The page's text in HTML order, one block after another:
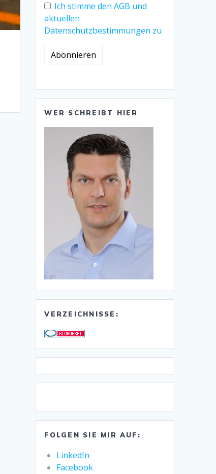
Ich stimme den AGB und
aktuellen
Datenschutzbestimmungen zu
WER SCHREIBT HIER
VERZEICHNISSE:
FOLGEN SIE MIR AUF:
LinkedIn
Facebook